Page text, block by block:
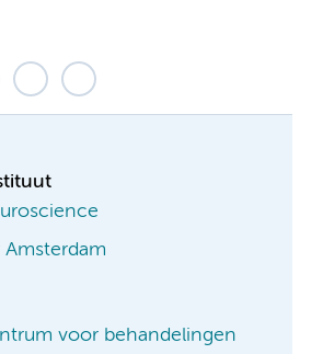
voor behandelingen